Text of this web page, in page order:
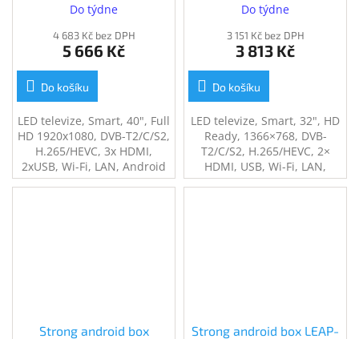
Do týdne
4 683 Kč bez DPH
5 666 Kč
Do košíku
LED televize, Smart, 40", Full
HD 1920x1080, DVB-T2/C/S2,
H.265/HEVC, 3x HDMI,
2xUSB, Wi-Fi, LAN, Android
11, en. tř. F, černá
Do týdne
3 151 Kč bez DPH
3 813 Kč
Do košíku
LED televize, Smart, 32", HD
Ready, 1366×768, DVB-
T2/C/S2, H.265/HEVC, 2×
HDMI, USB, Wi-Fi, LAN,
energ. tř. G, černá
Strong android box
Strong android box LEAP-